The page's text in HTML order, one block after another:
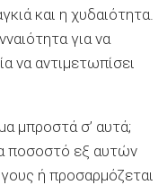
και η χυδαιότητα.
για να
να αντιμετωπίσει
μπροστά σ’ αυτά;
ποσοστό εξ αυτών
ή προσαρμόζεται